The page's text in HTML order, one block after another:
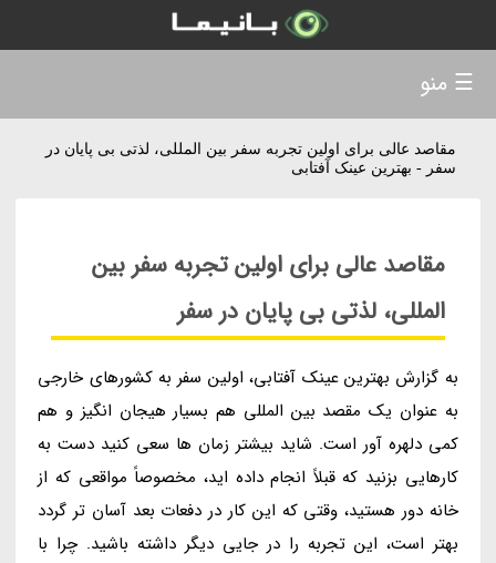
مقاصد عالی برای اولین تجربه سفر بین المللی، لذتی بی پایان در
سفر - بهترین عینک آفتابی
مقاصد عالی برای اولین تجربه سفر بین
المللی، لذتی بی پایان در سفر
به گزارش بهترین عینک آفتابی، اولین سفر به کشورهای خارجی
به عنوان یک مقصد بین المللی هم بسیار هیجان انگیز و هم
کمی دلهره آور است. شاید بیشتر زمان ها سعی کنید دست به
کارهایی بزنید که قبلاً انجام داده اید، مخصوصاً مواقعی که از
خانه دور هستید، وقتی که این کار در دفعات بعد آسان تر گردد
بهتر است، این تجربه را در جایی دیگر داشته باشید. چرا با
☰ منو